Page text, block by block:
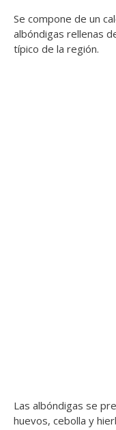
Se compone de un
albóndigas rellenas
típico de la región.
Las albóndigas se
huevos, cebolla y